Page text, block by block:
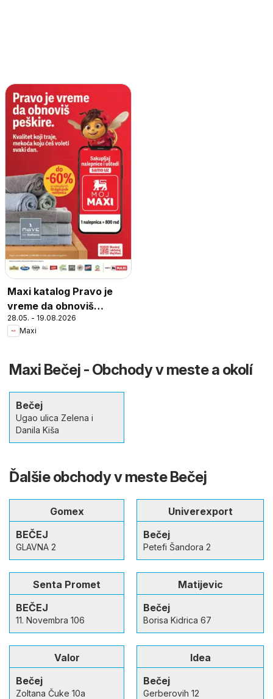
Maxi katalog Pravo je
vreme da obnoviš
peškire
28.05. - 19.08.2026
Maxi
Maxi Bečej - Obchody v meste a okolí
Bečej
Ugao ulica Zelena i
Danila Kiša
Ďalšie obchody v meste Bečej
Gomex
BEČEJ
GLAVNA 2
Univerexport
Bečej
Petefi Šandora 2
Senta Promet
BEČEJ
11. Novembra 106
Matijevic
Bečej
Borisa Kidrica 67
Valor
Bečej
Zoltana Čuke 10a
Idea
Bečej
Gerberovih 12